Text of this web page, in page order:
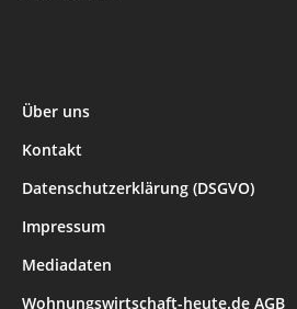
Über uns
Kontakt
Datenschutzerklärung (DSGVO)
Impressum
Mediadaten
Wohnungswirtschaft-heute.de AGB